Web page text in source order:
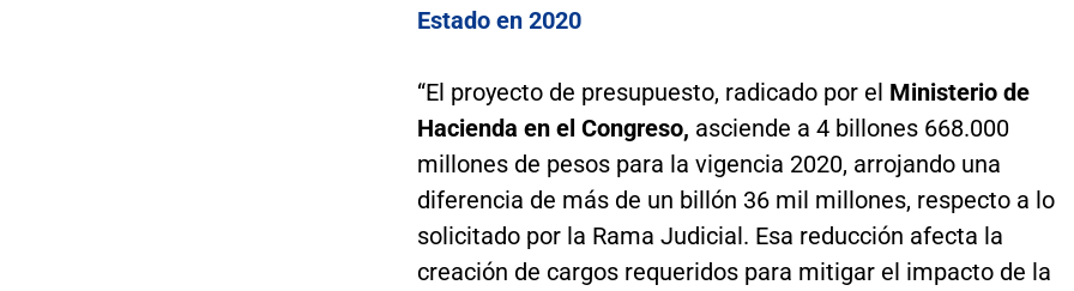
Estado en 2020
“El proyecto de presupuesto, radicado por el Ministerio de
Hacienda en el Congreso, asciende a 4 billones 668.000
millones de pesos para la vigencia 2020, arrojando una
diferencia de más de un billón 36 mil millones, respecto a lo
solicitado por la Rama Judicial. Esa reducción afecta la
creación de cargos requeridos para mitigar el impacto de la